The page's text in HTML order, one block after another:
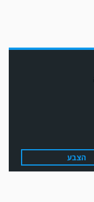
הצבע